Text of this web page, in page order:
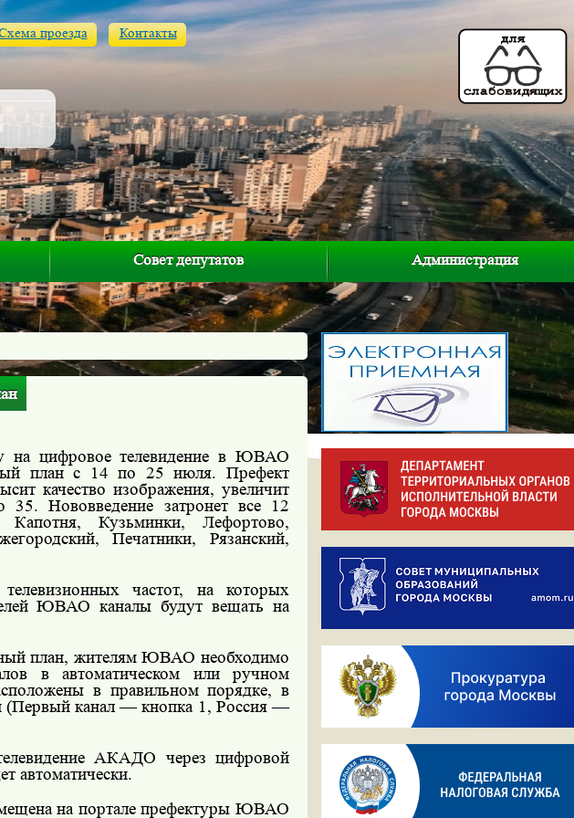
проезда Контакты
Совет депутатов Администрация
на цифровое телевидение в ЮВАО
план с 14 по 25 июля. Префект
качество изображения, увеличит
35. Нововведение затронет все 12
Кузьминки, Лефортово,
Печатники, Рязанский,
частот, на которых
ЮВАО каналы будут вещать на
план, жителям ЮВАО необходимо
в автоматическом или ручном
в правильном порядке, в
(Первый канал — кнопка 1, Россия —
АКАДО через цифровой
автоматически.
на портале префектуры ЮВАО